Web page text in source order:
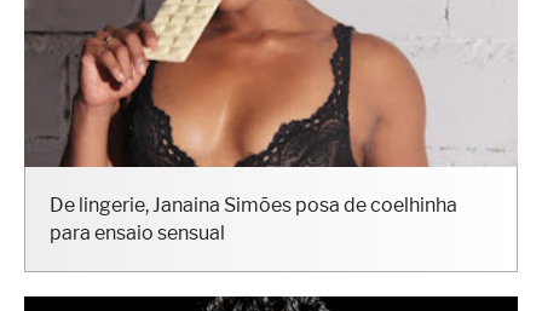
De lingerie, Janaina Simões posa de coelhinha
para ensaio sensual